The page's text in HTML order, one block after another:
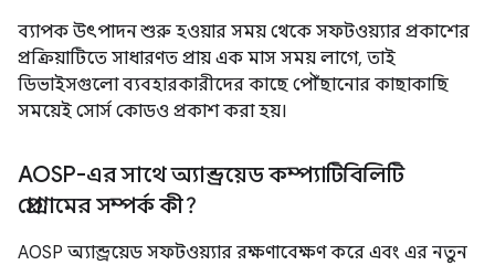
ব্যাপক উৎপাদন শুরু হওয়ার সময় থেকে সফটওয়্যার প্রকাশের
প্রক্রিয়াটিতে সাধারণত প্রায় এক মাস সময় লাগে, তাই
ডিভাইসগুলো ব্যবহারকারীদের কাছে পৌঁছানোর কাছাকাছি
সময়েই সোর্স কোডও প্রকাশ করা হয়।
AOSP-এর সাথে অ্যান্ড্রয়েড কম্প্যাটিবিলিটি
প্রোগ্রামের সম্পর্ক কী?
AOSP অ্যান্ড্রয়েড সফটওয়্যার রক্ষণাবেক্ষণ করে এবং এর নতুন